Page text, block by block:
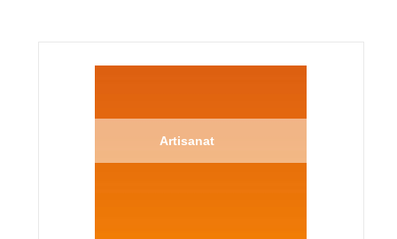
Artisanat